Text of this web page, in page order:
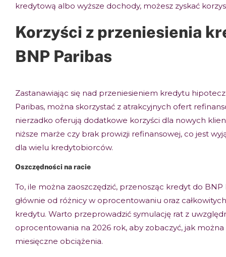
kredytową albo wyższe dochody, możesz zyskać
Korzyści z przeniesienia
BNP Paribas
Zastanawiając się nad przeniesieniem kredytu
Paribas, można skorzystać z atrakcyjnych ofert
nierzadko oferują dodatkowe korzyści dla nowych
niższe marże czy brak prowizji refinansowej, co jest
dla wielu kredytobiorców.
Oszczędności na racie
To, ile można zaoszczędzić, przenosząc kredyt do BNP
głównie od różnicy w oprocentowaniu oraz
kredytu. Warto przeprowadzić symulację rat z
oprocentowania na 2026 rok, aby zobaczyć, jak można
miesięczne obciążenia.